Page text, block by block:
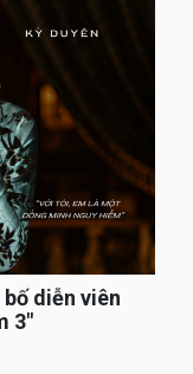
bố diễn viên
3″